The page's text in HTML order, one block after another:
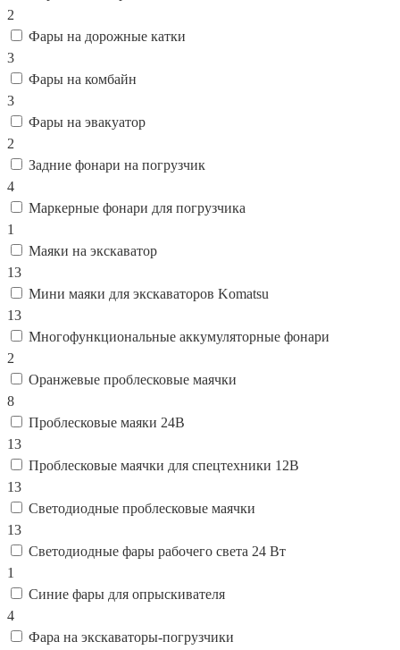
2
Фары на дорожные катки
3
Фары на комбайн
3
Фары на эвакуатор
2
Задние фонари на погрузчик
4
Маркерные фонари для погрузчика
1
Маяки на экскаватор
13
Мини маяки для экскаваторов Komatsu
13
Многофункциональные аккумуляторные фонари
2
Оранжевые проблесковые маячки
8
Проблесковые маяки 24В
13
Проблесковые маячки для спецтехники 12В
13
Светодиодные проблесковые маячки
13
Светодиодные фары рабочего света 24 Вт
1
Синие фары для опрыскивателя
4
Фара на экскаваторы-погрузчики